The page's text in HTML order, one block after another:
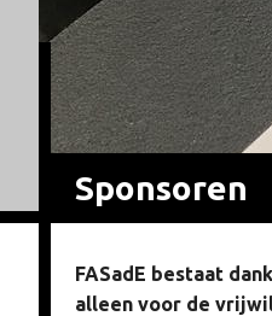
Sponsoren
FASadE bestaat
alleen voor de